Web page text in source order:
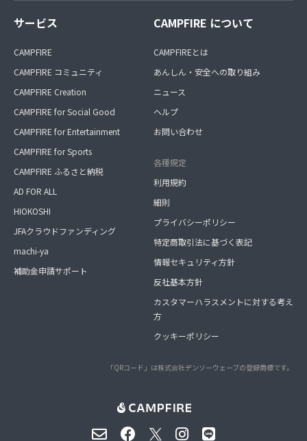
サービス
CAMPFIRE
CAMPFIRE コミュニティ
CAMPFIRE Creation
CAMPFIRE for Social Good
CAMPFIRE for Entertainment
CAMPFIRE for Sports
CAMPFIRE ふるさと納税
AD FOR ALL
HIOKOSHI
JFAクラウドファンディング
machi-ya
補助金申請サポート
CAMPFIRE について
CAMPFIREとは
あんしん・安全への取り組み
ニュース
ヘルプ
お問い合わせ
各種規定
利用規約
細則
プライバシーポリシー
特定商取引法に基づく表記
情報セキュリティ方針
反社基本方針
カスタマーハラスメントに対する考え
方
クッキーポリシー
「QRコード」は株式会社デンソーウェーブの登録商標です。